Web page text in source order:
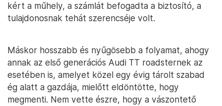
kért a műhely, a számlát befogadta a biztosító, a
tulajdonosnak tehát szerencséje volt.
Máskor hosszabb és nyűgösebb a folyamat, ahogy
annak az első generációs Audi TT roadsternek az
esetében is, amelyet közel egy évig tárolt szabad
ég alatt a gazdája, mielőtt eldöntötte, hogy
megmenti. Nem vette észre, hogy a vászontető